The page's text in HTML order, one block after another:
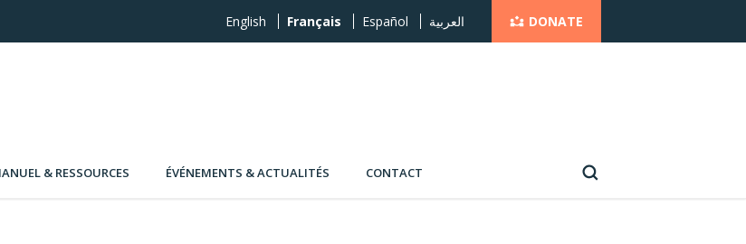
English Français Español العربية DONATE
& RESSOURCES ÉVÉNEMENTS & ACTUALITÉS CONTACT